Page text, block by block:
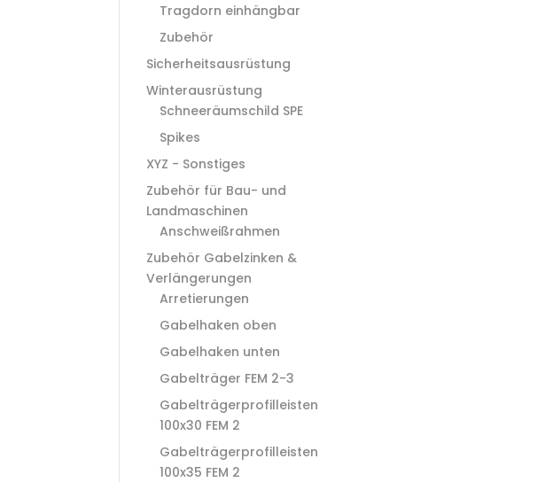
Tragdorn einhängbar
Zubehör
Sicherheitsausrüstung
Winterausrüstung
Schneeräumschild SPE
Spikes
XYZ - Sonstiges
Zubehör für Bau- und
Landmaschinen
Anschweißrahmen
Zubehör Gabelzinken &
Verlängerungen
Arretierungen
Gabelhaken oben
Gabelhaken unten
Gabelträger FEM 2-3
Gabelträgerprofilleisten
100x30 FEM 2
Gabelträgerprofilleisten
100x35 FEM 2